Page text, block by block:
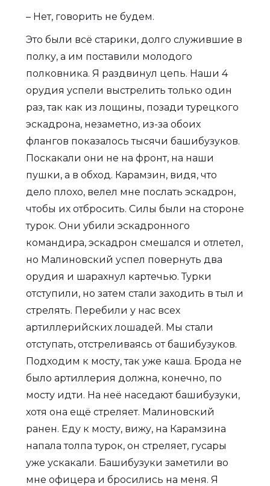
– Нет, говорить не будем.
Это были всё старики, долго служившие в
полку, а им поставили молодого
полковника. Я раздвинул цепь. Наши 4
орудия успели выстрелить только один
раз, так как из лощины, позади турецкого
эскадрона, незаметно, из-за обоих
флангов показалось тысячи башибузуков.
Поскакали они не на фронт, на наши
пушки, а в обход. Карамзин, видя, что
дело плохо, велел мне послать эскадрон,
чтобы их отбросить. Силы были на стороне
турок. Они убили эскадронного
командира, эскадрон смешался и отлетел,
но Малиновский успел повернуть два
орудия и шарахнул картечью. Турки
отступили, но затем стали заходить в тыл и
стрелять. Перебили у нас всех
артиллерийских лошадей. Мы стали
отступать, отстреливаясь от башибузуков.
Подходим к мосту, так уже каша. Брода не
было артиллерия должна, конечно, по
мосту идти. На неё наседают башибузуки,
хотя она ещё стреляет. Малиновский
ранен. Еду к мосту, вижу, на Карамзина
напала толпа турок, он стреляет, гусары
уже ускакали. Башибузуки заметили во
мне офицера и бросились на меня. Я